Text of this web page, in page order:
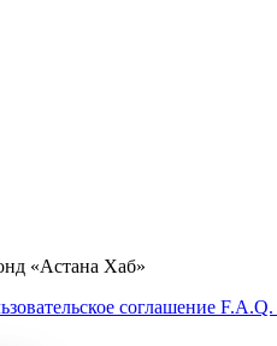
«Астана Хаб»
соглашение F.A.Q.